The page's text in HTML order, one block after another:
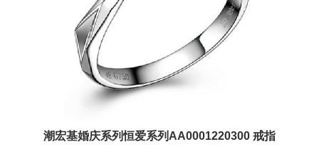
潮宏基婚庆系列恒爱系列AA0001220300 戒指